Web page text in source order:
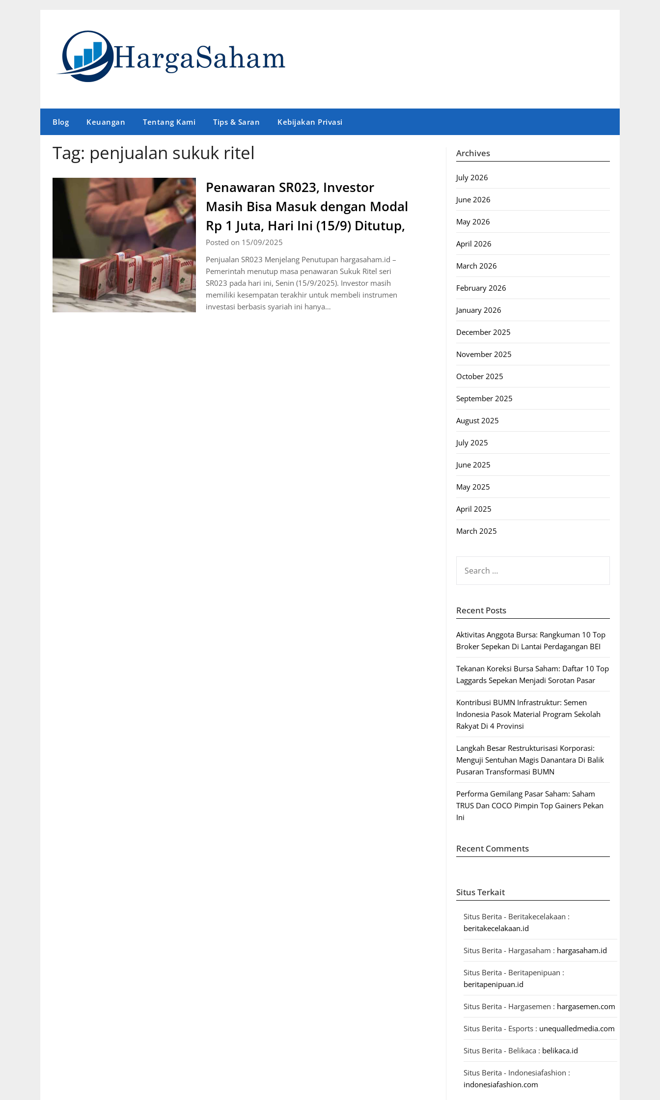
Blog Keuangan Tentang Kami Tips & Saran Kebijakan Privasi
Tag: penjualan sukuk ritel
Penawaran SR023, Investor
Masih Bisa Masuk dengan Modal
Rp 1 Juta, Hari Ini (15/9) Ditutup,
Posted on 15/09/2025
Penjualan SR023 Menjelang Penutupan hargasaham.id –
Pemerintah menutup masa penawaran Sukuk Ritel seri
SR023 pada hari ini, Senin (15/9/2025). Investor masih
memiliki kesempatan terakhir untuk membeli instrumen
investasi berbasis syariah ini hanya…
Archives
July 2026
June 2026
May 2026
April 2026
March 2026
February 2026
January 2026
December 2025
November 2025
October 2025
September 2025
August 2025
July 2025
June 2025
May 2025
April 2025
March 2025
FOR:
Recent Posts
Aktivitas Anggota Bursa: Rangkuman 10 Top
Broker Sepekan Di Lantai Perdagangan BEI
Tekanan Koreksi Bursa Saham: Daftar 10 Top
Laggards Sepekan Menjadi Sorotan Pasar
Kontribusi BUMN Infrastruktur: Semen
Indonesia Pasok Material Program Sekolah
Rakyat Di 4 Provinsi
Langkah Besar Restrukturisasi Korporasi:
Menguji Sentuhan Magis Danantara Di Balik
Pusaran Transformasi BUMN
Performa Gemilang Pasar Saham: Saham
TRUS Dan COCO Pimpin Top Gainers Pekan
Ini
Recent Comments
Situs Terkait
Situs Berita - Beritakecelakaan :
beritakecelakaan.id
Situs Berita - Hargasaham : hargasaham.id
Situs Berita - Beritapenipuan :
beritapenipuan.id
Situs Berita - Hargasemen : hargasemen.com
Situs Berita - Esports : unequalledmedia.com
Situs Berita - Belikaca : belikaca.id
Situs Berita - Indonesiafashion :
indonesiafashion.com